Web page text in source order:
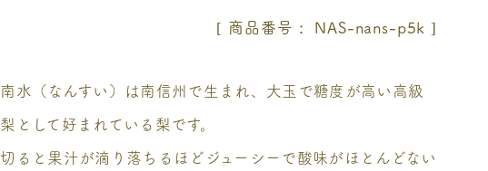
商品番号 NAS-nans-p5k
南水（なんすい）は南信州で生まれ、大玉で糖度が高い高級
梨として好まれている梨です。
切ると果汁が滴り落ちるほどジューシーで酸味がほとんどない